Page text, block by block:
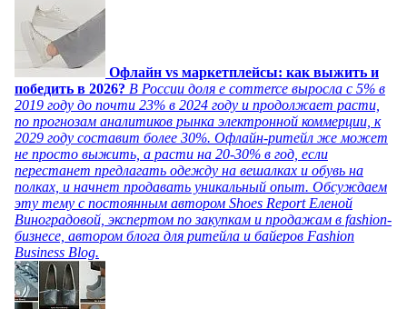
Офлайн vs маркетплейсы: как выжить и
победить в 2026? В России доля e commerce выросла с 5% в
2019 году до почти 23% в 2024 году и продолжает расти,
по прогнозам аналитиков рынка электронной коммерции, к
2029 году составит более 30%. Офлайн-ритейл же может
не просто выжить, а расти на 20-30% в год, если
перестанет предлагать одежду на вешалках и обувь на
полках, и начнет продавать уникальный опыт. Обсуждаем
эту тему с постоянным автором Shoes Report Еленой
Виноградовой, экспертом по закупкам и продажам в fashion-
бизнесе, автором блога для ритейла и байеров Fashion
Business Blog.